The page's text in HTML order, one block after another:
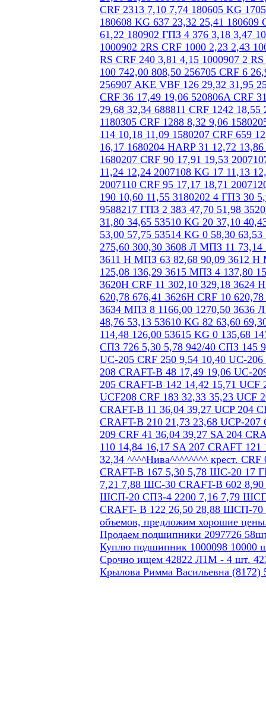
Продаем подшипники 2097726
Куплю подшипник 1000098 10000
Срочно ищем 42822 Л1М - 4 шт.
Крылова Римма Васильевна (8172)